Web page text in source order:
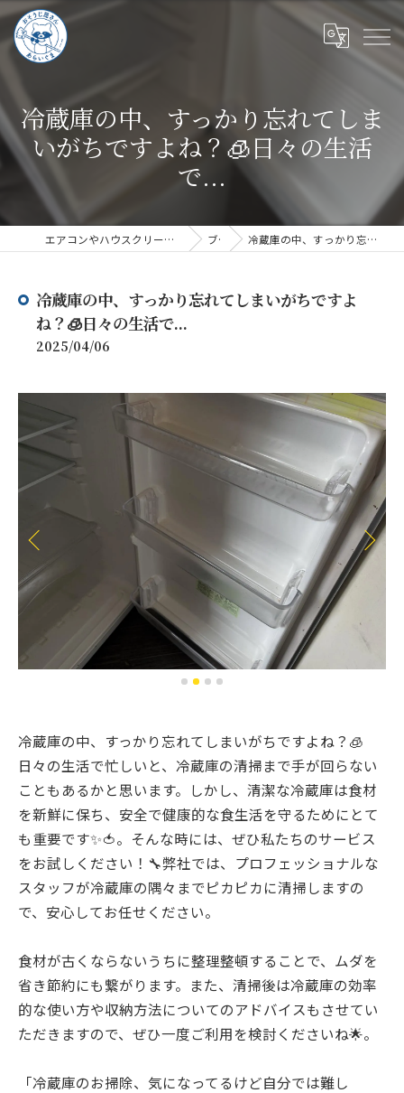
冷蔵庫の中、すっかり忘れてしま
いがちですよね？🧊日々の生活
で...
エアコンやハウスクリーニングならハウスクリーニングあらいぐま ブログ 冷蔵庫の中、すっかり忘れてしまいがちですよね？🧊日々の生活で...
冷蔵庫の中、すっかり忘れてしまいがちですよ
ね？🧊日々の生活で...
2025/04/06
冷蔵庫の中、すっかり忘れてしまいがちですよね？🧊
日々の生活で忙しいと、冷蔵庫の清掃まで手が回らない
こともあるかと思います。しかし、清潔な冷蔵庫は食材
を新鮮に保ち、安全で健康的な食生活を守るためにとて
も重要です✨🍅。そんな時には、ぜひ私たちのサービス
をお試しください！🔧弊社では、プロフェッショナルな
スタッフが冷蔵庫の隅々までピカピカに清掃しますの
で、安心してお任せください。
食材が古くならないうちに整理整頓することで、ムダを
省き節約にも繋がります。また、清掃後は冷蔵庫の効率
的な使い方や収納方法についてのアドバイスもさせてい
ただきますので、ぜひ一度ご利用を検討くださいね🌟。
「冷蔵庫のお掃除、気になってるけど自分では難し